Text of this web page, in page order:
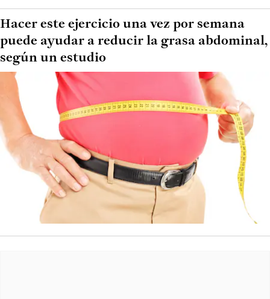
Hacer este ejercicio una vez por semana
puede ayudar a reducir la grasa abdominal,
según un estudio